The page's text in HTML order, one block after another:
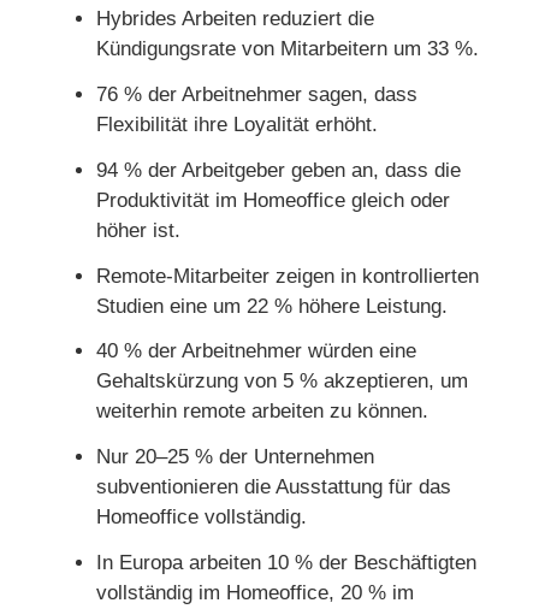
Hybrides Arbeiten reduziert die
Kündigungsrate von Mitarbeitern um 33 %.
76 % der Arbeitnehmer sagen, dass
Flexibilität ihre Loyalität erhöht.
94 % der Arbeitgeber geben an, dass die
Produktivität im Homeoffice gleich oder
höher ist.
Remote-Mitarbeiter zeigen in kontrollierten
Studien eine um 22 % höhere Leistung.
40 % der Arbeitnehmer würden eine
Gehaltskürzung von 5 % akzeptieren, um
weiterhin remote arbeiten zu können.
Nur 20–25 % der Unternehmen
subventionieren die Ausstattung für das
Homeoffice vollständig.
In Europa arbeiten 10 % der Beschäftigten
vollständig im Homeoffice, 20 % im